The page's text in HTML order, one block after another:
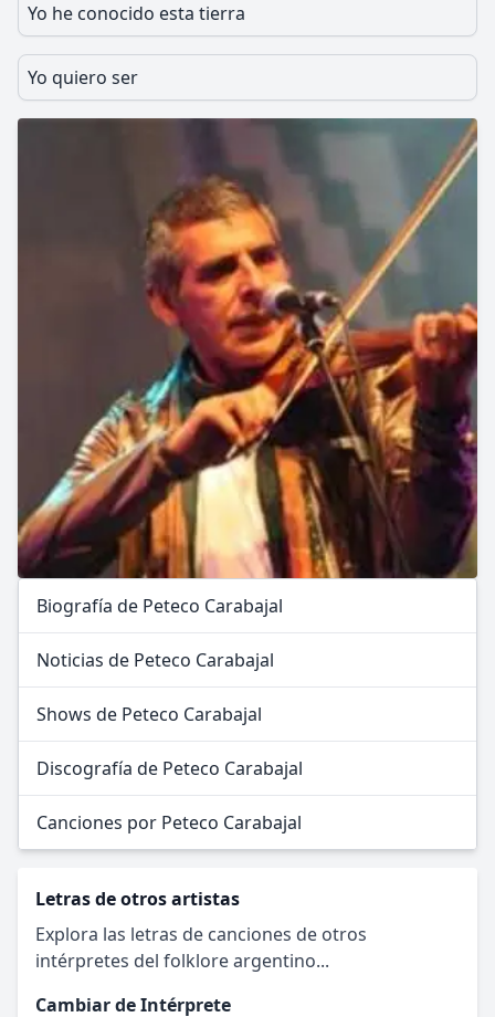
Yo he conocido esta tierra
Yo quiero ser
Biografía de Peteco Carabajal
Noticias de Peteco Carabajal
Shows de Peteco Carabajal
Discografía de Peteco Carabajal
Canciones por Peteco Carabajal
Letras de otros artistas
Explora las letras de canciones de otros
intérpretes del folklore argentino...
Cambiar de Intérprete